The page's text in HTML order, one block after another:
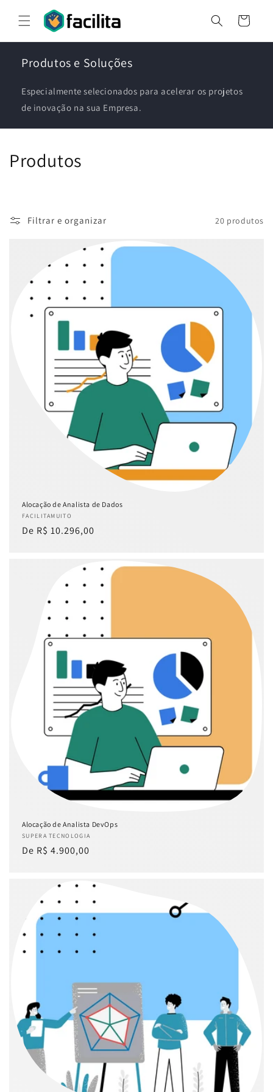
para o
conteúdo
Carrinho
Produtos e Soluções
Especialmente selecionados para acelerar os projetos
de inovação na sua Empresa.
C
e
Produtos
Filtrar e organizar 20 produtos
Alocação de Analista de Dados
Fornecedor:
FACILITAMUITO
Preço
De R$ 10.296,00
Alocação de Analista DevOps
Fornecedor:
SUPERA TECNOLOGIA
Preço
De R$ 4.900,00